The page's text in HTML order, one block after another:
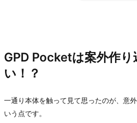
GPD Pocketは案外作り
い！？
一通り本体を触って見て思ったのが、意
いう点です。